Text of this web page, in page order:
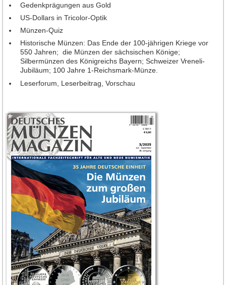
Neuheiten 2002
Heft-Archiv
Jahrgang 2015
Jahrgang 2016
Jahrgang 2020
Jahrgang 2021
Jahrgang 2022
Jahrgang 2023
Jahrgang 2024
Jahrgang 2025
Jahrgang 2026
Leserforum
Leserservice
Abonnement
Anzeigen
Gedenkprägungen aus Gold
US-Dollars in Tricolor-Optik
Münzen-Quiz
Historische Münzen: Das Ende der 100-jährigen Kriege vor
550 Jahren; die Münzen der sächsischen Könige;
Silbermünzen des Königreichs Bayern; Schweizer Vreneli-
Jubiläum; 100 Jahre 1-Reichsmark-Münze.
Leserforum, Leserbeitrag, Vorschau